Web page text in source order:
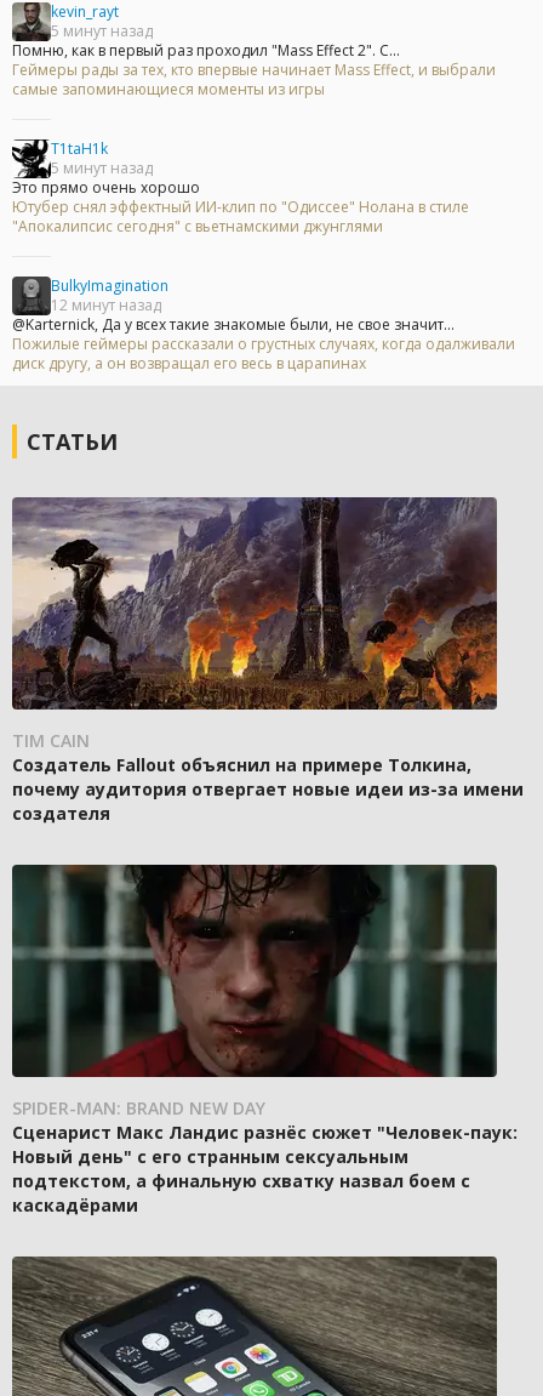
kevin_rayt
5 минут назад
Помню, как в первый раз проходил "Mass Effect 2". С...
Геймеры рады за тех, кто впервые начинает Mass Effect, и выбрали
самые запоминающиеся моменты из игры
T1taH1k
5 минут назад
Это прямо очень хорошо
Ютубер снял эффектный ИИ-клип по "Одиссее" Нолана в стиле
"Апокалипсис сегодня" с вьетнамскими джунглями
BulkyImagination
12 минут назад
@Karternick, Да у всех такие знакомые были, не свое значит...
Пожилые геймеры рассказали о грустных случаях, когда одалживали
диск другу, а он возвращал его весь в царапинах
СТАТЬИ
TIM CAIN
Создатель Fallout объяснил на примере Толкина,
почему аудитория отвергает новые идеи из-за имени
создателя
SPIDER-MAN: BRAND NEW DAY
Сценарист Макс Ландис разнёс сюжет "Человек-паук:
Новый день" с его странным сексуальным
подтекстом, а финальную схватку назвал боем с
каскадёрами